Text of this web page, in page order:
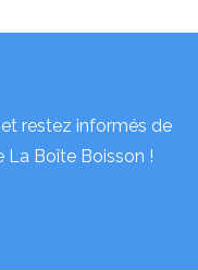
restez informés de
Boîte Boisson !